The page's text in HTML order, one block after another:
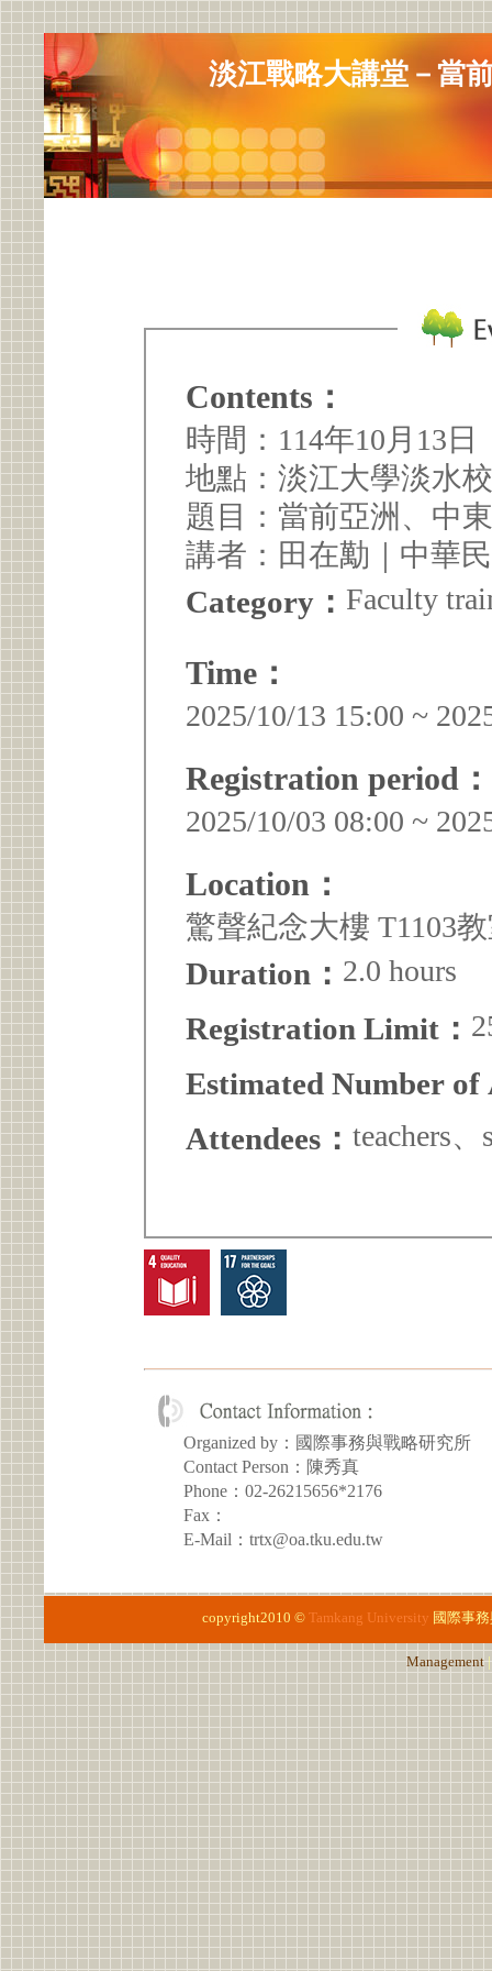
淡江戰略大講堂－當
Contents：
時間：114年10月13
地點：淡江大學淡水
題目：當前亞洲、中
講者：田在勱｜中華
Category： Faculty
Time：
2025/10/13 15:00 ~
Registration period：
2025/10/03 08:00 ~
Location：
驚聲紀念大樓 T1103
Duration： 2.0 hours
Registration Limit：
Estimated Number of
Attendees： teachers
Organized by：國際事務與戰略研究所
Contact Person：陳秀真
Phone：02-26215656*2176
Fax：
E-Mail：trtx@oa.tku.edu.tw
copyright2010 © Tamkang University 國際事
Management